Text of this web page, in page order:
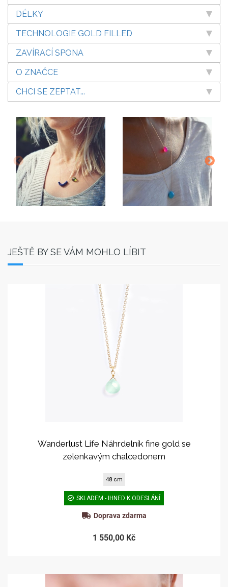
DÉLKY
TECHNOLOGIE GOLD FILLED
ZAVÍRACÍ SPONA
O ZNAČCE
CHCI SE ZEPTAT...
JEŠTĚ BY SE VÁM MOHLO LÍBIT
Wanderlust Life Náhrdelník fine gold se
zelenkavým chalcedonem
48 cm
SKLADEM - IHNED K ODESLÁNÍ
Doprava zdarma
1 550,00 Kč